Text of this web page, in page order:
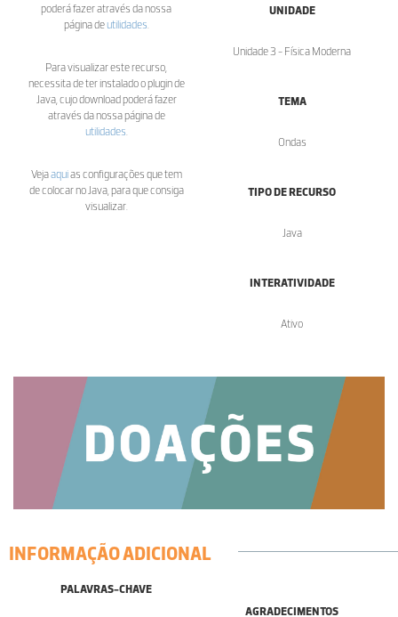
poderá fazer através da nossa
página deutilidades
Para visualizar este recurso,
necessita de ter instalado o plugin de
Java, cujo download poderá fazer
através da nossa página de
utilidades
Vejaaquias configurações que tem
de colocar no Java, para que consiga
visualizar.
UNIDADE
Unidade 3 - Física Moderna
TEMA
Ondas
TIPO DE RECURSO
Java
INTERATIVIDADE
Ativo
INFORMAÇÃO ADICIONAL
PALAVRAS-CHAVE
AGRADECIMENTOS